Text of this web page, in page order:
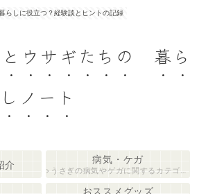
らしに役立つ？経験談とヒントの記録
ウサギたちの 暮ら
しノート
介
病気・ケガ
うさぎの病気やゲガに関するカテゴリーです。
おススメグッズ